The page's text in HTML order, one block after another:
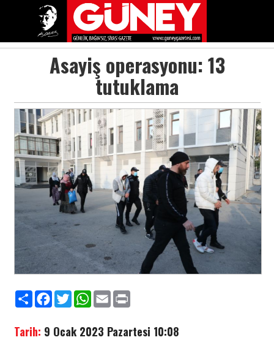
Asayiş operasyonu: 13
tutuklama
PaylaşFacebook
TwitterWhatsApp
EmailPrint
Tarih: 9 Ocak 2023 Pazartesi 10:08